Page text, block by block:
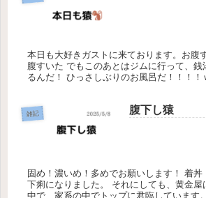
本日も大好きガストに来ております。お腹
腹すいた でもこのあとはジムに行って、銭
るんだ！ ひっさしぶりのお風呂だ！！！！
雑記 腹下し猿
固め！濃いめ！多めでお願いします！ 着丼
下痢になりました。 それにしても、黄金屋
中で、家系の中でトップに君臨しています